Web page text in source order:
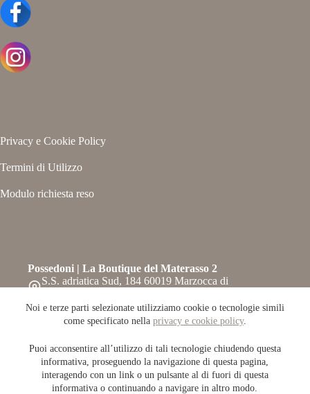
Noi e terze parti selezionate utilizziamo cookie o tecnologie simili
come specificato nella privacy e cookie policy.
Puoi acconsentire all’utilizzo di tali tecnologie chiudendo questa
informativa, proseguendo la navigazione di questa pagina,
interagendo con un link o un pulsante al di fuori di questa
informativa o continuando a navigare in altro modo.
Privacy e Cookie Policy
Termini di Utilizzo
Modulo richiesta reso
Possedoni | La Boutique del Materasso 2
S.S. adriatica Sud, 184 60019 Marzocca di
Telefono:
071-6609708
Email:
info@possedoni.it
Copyright © 2026 Possedoni.it / P.IVA 02415560420 -
Powered byRefit